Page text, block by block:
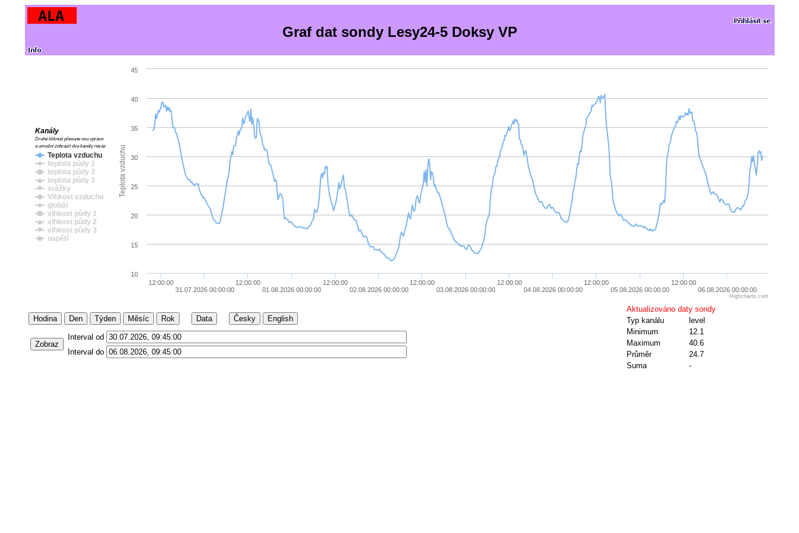
Graf dat sondy Lesy24-5 Doksy VP
Teplota vzduchu
Teplota vzduchu
teplota půdy 1
teplota půdy 2
teplota půdy 3
srážky
Vlhkost vzduchu
globál
vlhkost půdy 1
vlhkost půdy 2
vlhkost půdy 3
napětí
Kanály
Druhé kliknutí přesune osu vpravo
a umožní zobrazit dva kanály naráz
12:00:00
31.07.2026 00:00:00
12:00:00
01.08.2026 00:00:00
12:00:00
02.08.2026 00:00:00
12:00:00
03.08.2026 00:00:00
12:00:00
04.08.2026 00:00:00
12:00:00
05.08.2026 00:00:00
12:00:00
06.08.2026 00:00:00
10
15
20
25
30
35
40
45
Highcharts.com
Hodina Den Týden Měsíc Rok Data Česky English
Zobraz
Interval od
Interval do
Aktualizováno daty sondy
Typ kanálu
level
Minimum
12.1
Maximum
40.6
Průměr
24.7
Suma
-